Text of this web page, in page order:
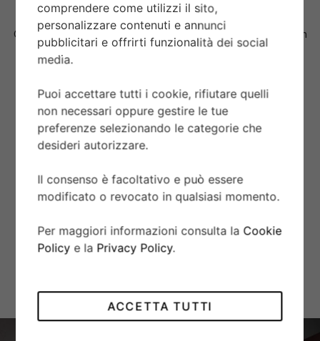
CORONA DI CARICA
Corona di carica a vite in titanio a ore 9 con il logo TUDOR in
rilievo Valvola automatica per la fuoriuscita dell’elio a ore 3.
VETRO
Vetro zaffiro.
Autonomia di circa 70 ore.
BRACCIALE
Bracciale in titanio con chiusura pieghevole e fermaglio di
comprendere come utilizzi il sito,
personalizzare contenuti e annunci
pubblicitari e offrirti funzionalità dei social
media.
Puoi accettare tutti i cookie, rifiutare quelli
non necessari oppure gestire le tue
preferenze selezionando le categorie che
desideri autorizzare.
Il consenso è facoltativo e può essere
modificato o revocato in qualsiasi momento.
Per maggiori informazioni consulta la Cookie
Policy e la Privacy Policy.
ACCETTA TUTTI